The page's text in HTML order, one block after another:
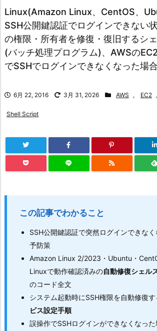
Linux(Amazon Linux、CentOS、
SSH公開鍵認証でログインできない
の権限・所有者を修復・復旧するシ
(バッチ処理プログラム)、AWSの
でSSHでログインできなくなった場
6月 22, 2016 3月 31, 2026 AWS , EC2 ,
Shell Script
この記事でわかること
SSH公開鍵認証で突然ログインできなく
予防策
Amazon Linux 2/2023・Ubuntu・
Linuxで動作確認済みの自動修復シェル
のコード全文
システム起動時にSSH権限を自動修復す
ビス設定手順
誤操作でSSHログインができなくなっ